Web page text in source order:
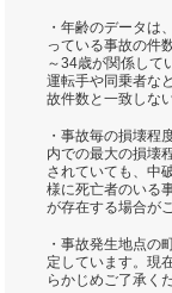
・年齢のデータは
っている事故の件
～34歳が関係して
運転手や同乗者な
故件数と一致しな
・事故毎の損壊程
内での最大の損壊
されていても、中
様に死亡者のいる
が存在する場合が
・事故発生地点の
定しています。現
らかじめご了承く